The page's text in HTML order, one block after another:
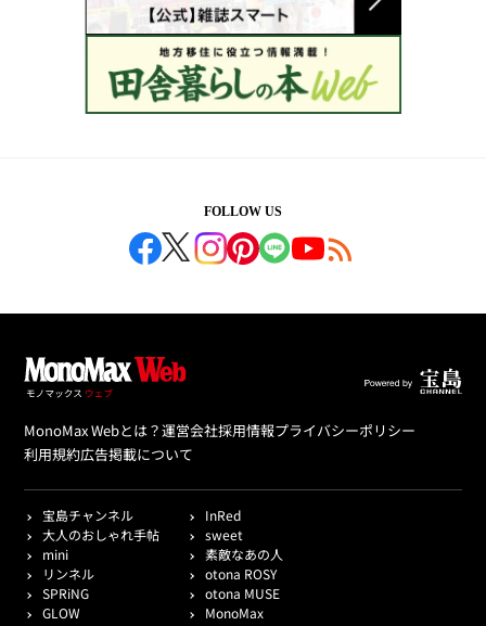
FOLLOW US
MonoMax Webとは？運営会社採用情報プライバシーポリシー
利用規約広告掲載について
宝島チャンネル
InRed
大人のおしゃれ手帖
sweet
mini
素敵なあの人
リンネル
otona ROSY
SPRiNG
otona MUSE
GLOW
MonoMax